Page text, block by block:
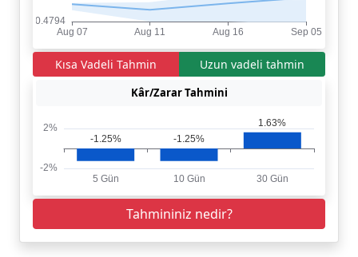
Kısa Vadeli Tahmin Uzun vadeli tahmin
Kâr/Zarar Tahmini
Tahmininiz nedir?